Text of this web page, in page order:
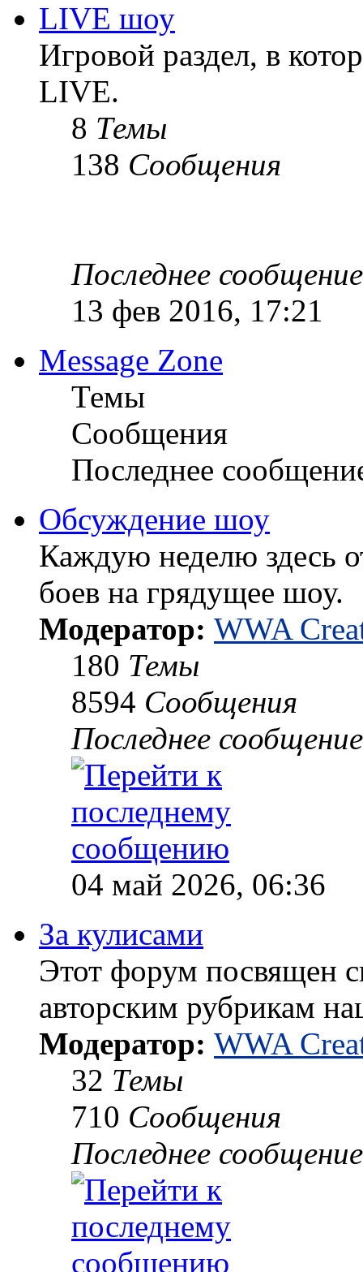
LIVE шоу
Игровой раздел, в
LIVE.
8 Темы
138 Сообщения
Последнее сообщение
13 фев 2016, 17:21
Message Zone
Темы
Сообщения
Последнее
Обсуждение шоу
Каждую неделю здесь
боев на грядущее шоу.
Модератор: WWA
180 Темы
8594 Сообщения
Последнее сообщение
04 май 2026, 06:36
За кулисами
Этот форум посвящен
авторским рубрикам
Модератор: WWA
32 Темы
710 Сообщения
Последнее сообщение